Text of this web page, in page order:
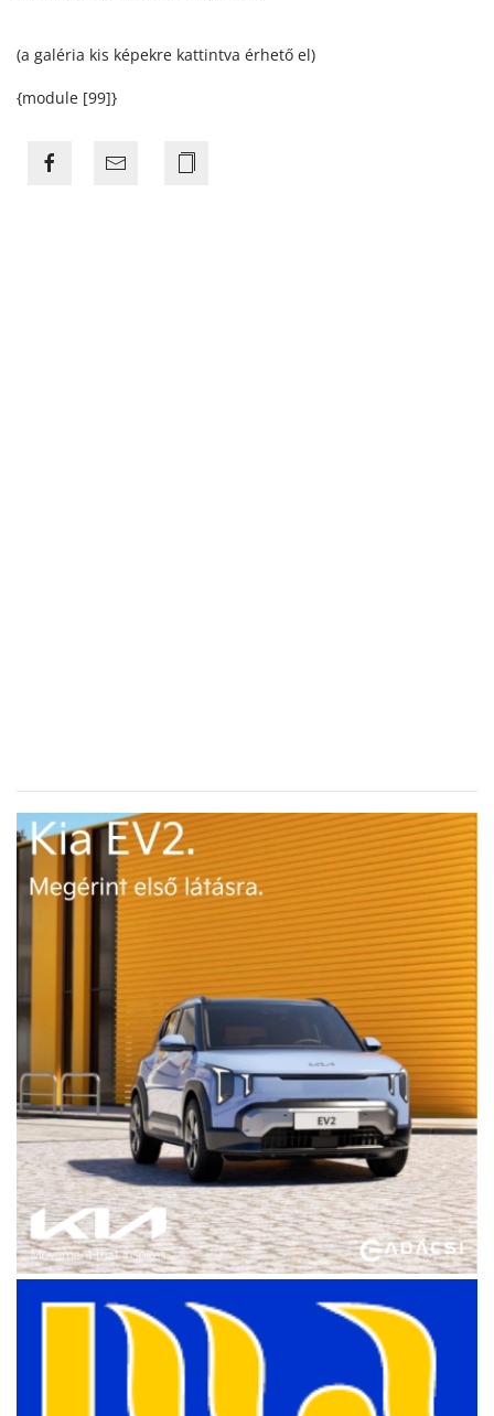
(a galéria kis képekre kattintva érhető el)
{module [99]}